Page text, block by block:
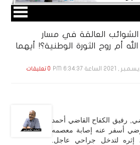
العالقة في مسار
الله أم روح الثورة الوطنية؟! أيهما
0 تعليقات
رفيق الكفاح القاضي أحمد
أسفر عنه إصابة معصمه
لتدخل جراحي عاجل.